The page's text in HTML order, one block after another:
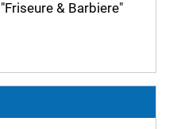
& Barbiere"